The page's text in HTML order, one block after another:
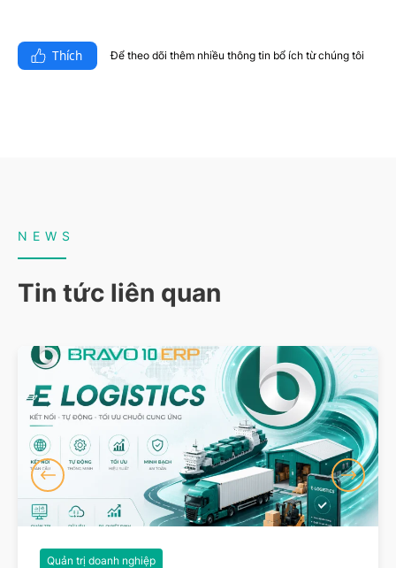
Thích Để theo dõi thêm nhiều thông tin bổ ích từ chúng tôi​
NEWS
Tin tức liên quan
Quản trị doanh nghiệp